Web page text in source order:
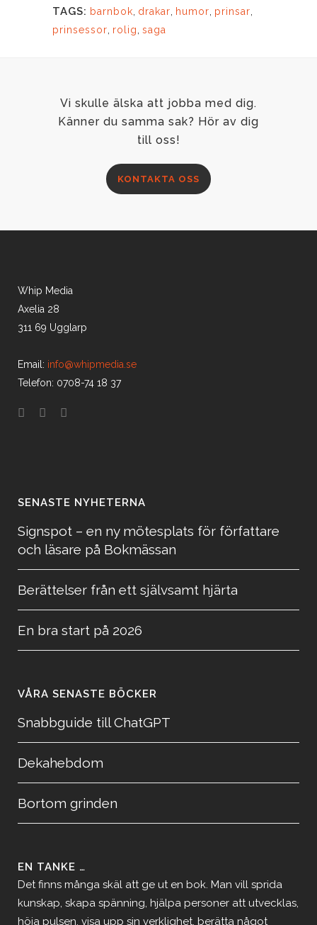
TAGS: barnbok drakar humor prinsar
prinsessor rolig saga
Vi skulle älska att jobba med dig.
Känner du samma sak? Hör av dig
till oss!
KONTAKTA OSS
Whip Media
Axelia 28
311 69 Ugglarp
Email: info@whipmedia.se
Telefon: 0708-74 18 37
SENASTE NYHETERNA
Signspot – en ny mötesplats för författare
och läsare på Bokmässan
Berättelser från ett självsamt hjärta
En bra start på 2026
VÅRA SENASTE BÖCKER
Snabbguide till ChatGPT
Dekahebdom
Bortom grinden
EN TANKE …
Det finns många skäl att ge ut en bok. Man vill sprida
kunskap, skapa spänning, hjälpa personer att utvecklas,
höja pulsen, visa upp sin verklighet, berätta något